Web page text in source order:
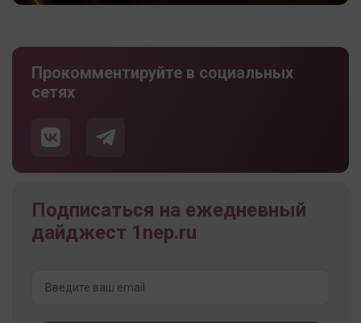
Прокомментируйте в социальных
сетях
Подписаться на ежедневный
дайджест 1nep.ru